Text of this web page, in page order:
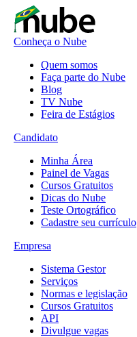
Conheça o Nube
Quem somos
Faça parte do Nube
Blog
TV Nube
Feira de Estágios
Candidato
Minha Área
Painel de Vagas
Cursos Gratuitos
Dicas do Nube
Teste Ortográfico
Cadastre seu currículo
Empresa
Sistema Gestor
Serviços
Normas e legislação
Cursos Gratuitos
API
Divulgue vagas